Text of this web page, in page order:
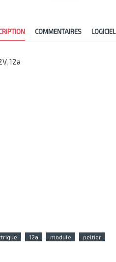
COMMENTAIRES LOGICIEL
12a
12a module peltier